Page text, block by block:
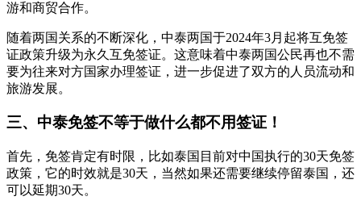
游和商贸合作。
随着两国关系的不断深化，中泰两国于2024年3月起将互免签
证政策升级为永久互免签证。这意味着中泰两国公民再也不需
要为往来对方国家办理签证，进一步促进了双方的人员流动和
旅游发展。
三、中泰免签不等于做什么都不用签证！
首先，免签肯定有时限，比如泰国目前对中国执行的30天免签
政策，它的时效就是30天，当然如果还需要继续停留泰国，还
可以延期30天。